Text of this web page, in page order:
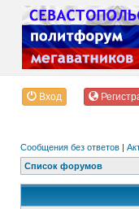
Вход
Сообщения без ответов |
Список форумов